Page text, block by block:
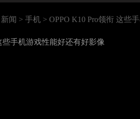
新闻 > 手机 > OPPO K10 Pro领衔 这些